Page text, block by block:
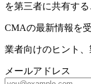
を第三者に共有す
CMAの最新情報を
業者向けのヒント、
メールアドレス